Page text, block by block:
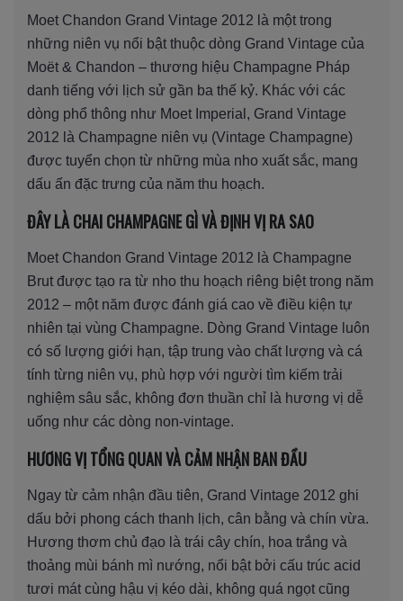
Moet Chandon Grand Vintage 2012 là một trong
những niên vụ nổi bật thuộc dòng Grand Vintage của
Moët & Chandon – thương hiệu Champagne Pháp
danh tiếng với lịch sử gần ba thế kỷ. Khác với các
dòng phổ thông như Moet Imperial, Grand Vintage
2012 là Champagne niên vụ (Vintage Champagne)
được tuyển chọn từ những mùa nho xuất sắc, mang
dấu ấn đặc trưng của năm thu hoạch.
ĐÂY LÀ CHAI CHAMPAGNE GÌ VÀ ĐỊNH VỊ RA SAO
Moet Chandon Grand Vintage 2012 là Champagne
Brut được tạo ra từ nho thu hoạch riêng biệt trong năm
2012 – một năm được đánh giá cao về điều kiện tự
nhiên tại vùng Champagne. Dòng Grand Vintage luôn
có số lượng giới hạn, tập trung vào chất lượng và cá
tính từng niên vụ, phù hợp với người tìm kiếm trải
nghiệm sâu sắc, không đơn thuần chỉ là hương vị dễ
uống như các dòng non-vintage.
HƯƠNG VỊ TỔNG QUAN VÀ CẢM NHẬN BAN ĐẦU
Ngay từ cảm nhận đầu tiên, Grand Vintage 2012 ghi
dấu bởi phong cách thanh lịch, cân bằng và chín vừa.
Hương thơm chủ đạo là trái cây chín, hoa trắng và
thoảng mùi bánh mì nướng, nổi bật bởi cấu trúc acid
tươi mát cùng hậu vị kéo dài, không quá ngọt cũng